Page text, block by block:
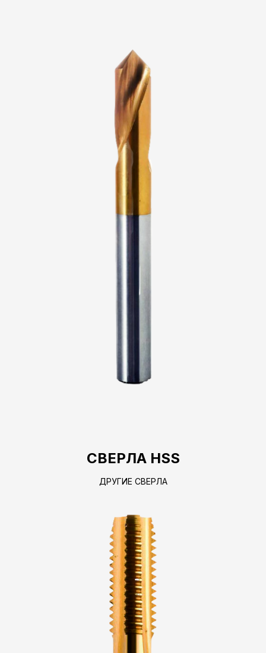
СВЕРЛА HSS
ДРУГИЕ СВЕРЛА